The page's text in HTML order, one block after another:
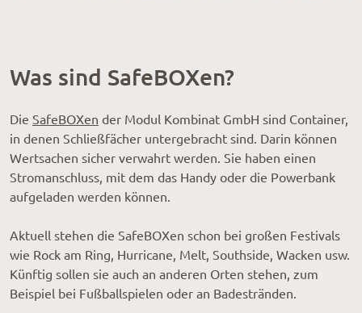
Was sind SafeBOXen?
Die SafeBOXen der Modul Kombinat GmbH sind Container,
in denen Schließfächer untergebracht sind. Darin können
Wertsachen sicher verwahrt werden. Sie haben einen
Stromanschluss, mit dem das Handy oder die Powerbank
aufgeladen werden können.
Aktuell stehen die SafeBOXen schon bei großen Festivals
wie Rock am Ring, Hurricane, Melt, Southside, Wacken usw.
Künftig sollen sie auch an anderen Orten stehen, zum
Beispiel bei Fußballspielen oder an Badestränden.